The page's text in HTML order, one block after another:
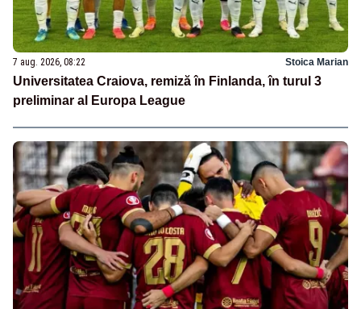
7 aug. 2026, 08:22 Stoica Marian
Universitatea Craiova, remiză în Finlanda, în turul 3
preliminar al Europa League